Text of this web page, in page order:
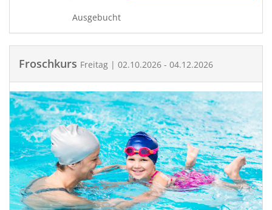
Ausgebucht
Froschkurs Freitag | 02.10.2026 - 04.12.2026